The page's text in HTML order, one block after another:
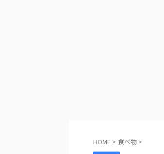
HOME > 食べ物 >